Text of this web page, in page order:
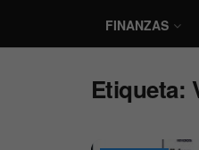
FINANZAS
Etiqueta: